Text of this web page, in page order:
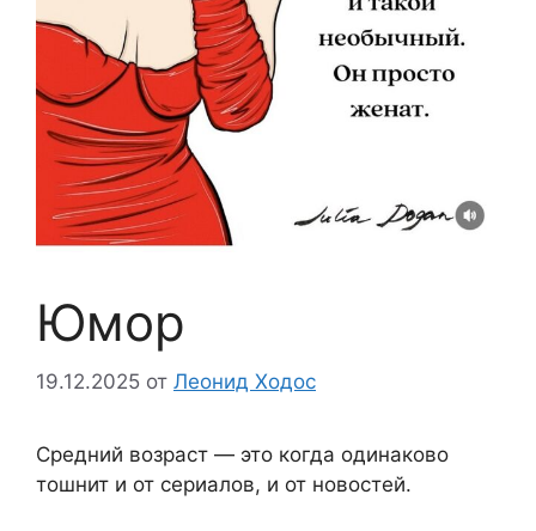
Юмор
19.12.2025 от Леонид Ходос
Средний возраст — это когда одинаково
тошнит и от сериалов, и от новостей.